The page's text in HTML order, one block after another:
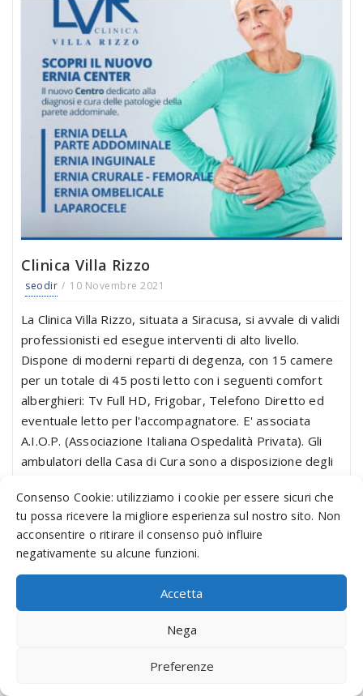
Consenso Cookie: utilizziamo i cookie per essere sicuri che
tu possa ricevere la migliore esperienza sul nostro sito. Non
acconsentire o ritirare il consenso può influire
negativamente su alcune funzioni.
Accetta
Nega
Preferenze
Clinica Villa Rizzo
seodir 10 Novembre 2021
La Clinica Villa Rizzo, situata a Siracusa, si avvale di validi
professionisti ed esegue interventi di alto livello.
Dispone di moderni reparti di degenza, con 15 camere
per un totale di 45 posti letto con i seguenti comfort
alberghieri: Tv Full HD, Frigobar, Telefono Diretto ed
eventuale letto per l'accompagnatore. E' associata
A.I.O.P. (Associazione Italiana Ospedalità Privata). Gli
ambulatori della Casa di Cura sono a disposizione degli
ristrutturati dispongono di attrezzature moderne e
tecnologicamente all'avanguardia. I servizi chirurgici
della Clinica Casa di cura Villa Rizzo sono finalizzati alla
prevenzione, alla diagnosi e alla cura delle malattie
l’endocrino chirurgia, privilegiando la chirurgia tiroidea,
utilizzando le più moderne tecniche come la chirurgia